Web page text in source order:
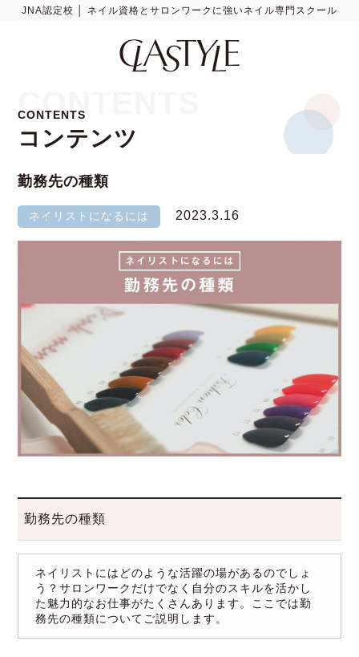
JNA認定校 │ ネイル資格とサロンワークに強いネイル専門スクール
CONTENTS
コンテンツ
CONTENTS
勤務先の種類
ネイリストになるには 2023.3.16
勤務先の種類
ネイリストにはどのような活躍の場があるのでしょ
う？サロンワークだけでなく自分のスキルを活かし
た魅力的なお仕事がたくさんあります。ここでは勤
務先の種類についてご説明します。